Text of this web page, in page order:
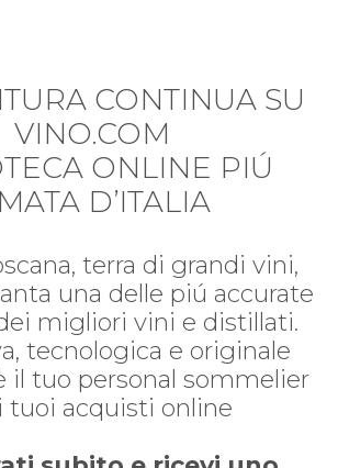
CONTINUA SU
VINO.COM
ONLINE PIÚ
D’ITALIA
terra di grandi vini,
una delle piú accurate
migliori vini e distillati.
tecnologica e originale
il tuo personal sommelier
tuoi acquisti online